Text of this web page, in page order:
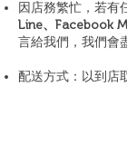
因店務繁忙，若有
Line、Facebook
言給我們，我們會
配送方式：以到店